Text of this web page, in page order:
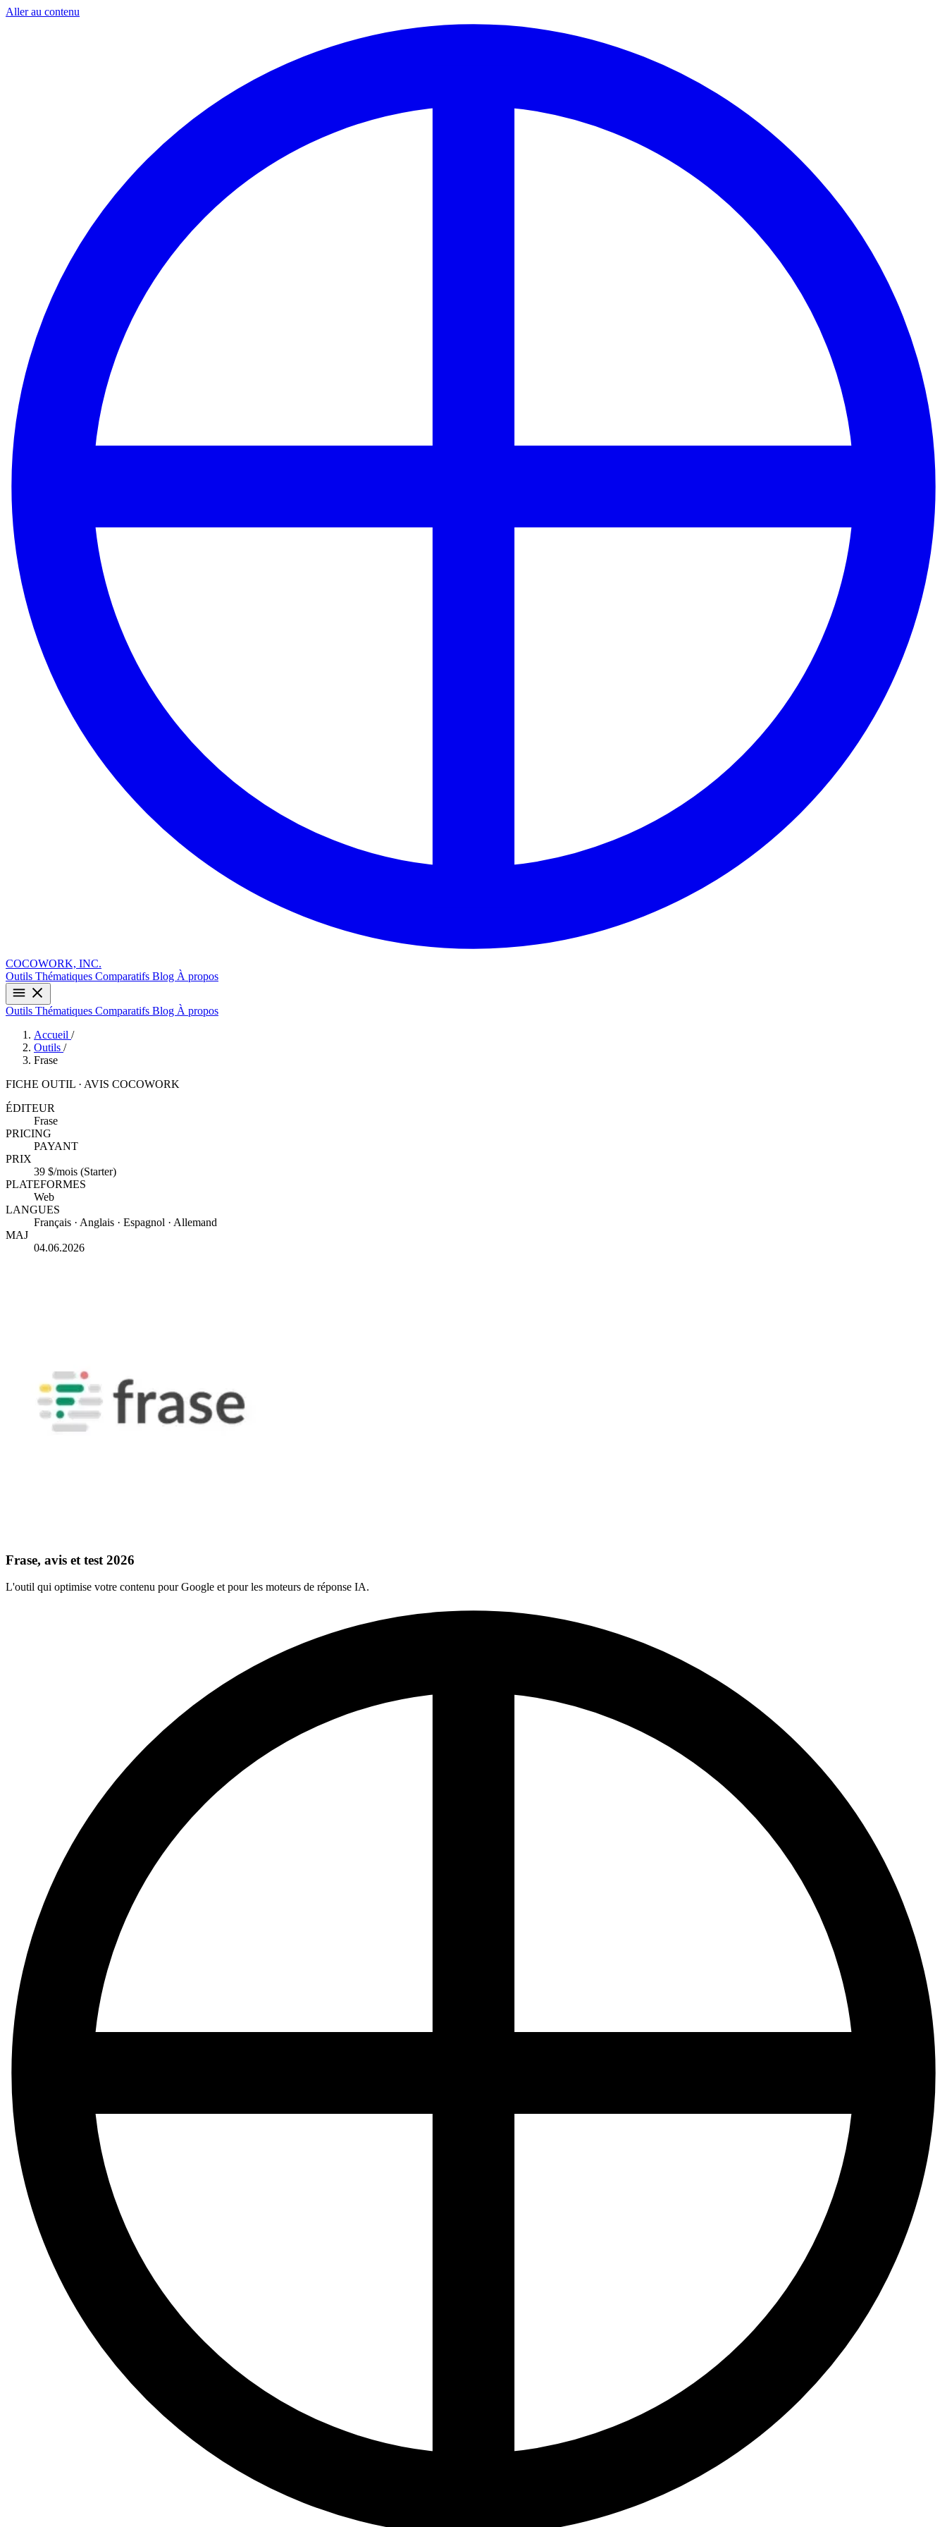
Aller au contenu
COCOWORK, INC.
Outils Thématiques Comparatifs Blog À propos
Outils Thématiques Comparatifs Blog À propos
Accueil /
Outils /
Frase
FICHE OUTIL · AVIS COCOWORK
ÉDITEUR
Frase
PRICING
PAYANT
PRIX
39 $/mois (Starter)
PLATEFORMES
Web
LANGUES
Français · Anglais · Espagnol · Allemand
MAJ
04.06.2026
Frase, avis et test 2026
L'outil qui optimise votre contenu pour Google et pour les moteurs de réponse IA.